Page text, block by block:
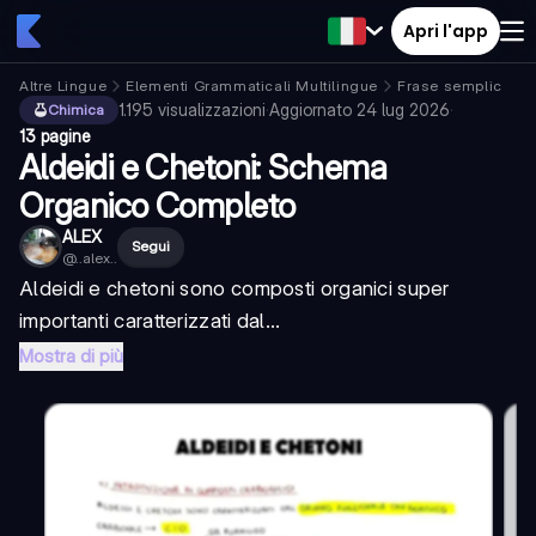
Apri l'app
Altre Lingue Elementi Grammaticali Multilingue
Frase semplice
Chimica
1.195 visualizzazioni·Aggiornato 24 lug 2026·
13 pagine
Aldeidi e Chetoni: Schema
Organico Completo
ALEX
@..alex..
Segui
Aldeidi e chetoni sono composti organici super
importanti caratterizzati dal...
Mostra di più